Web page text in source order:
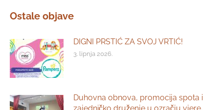
Ostale objave
DIGNI PRSTIĆ ZA SVOJ VRTIĆ!
3. lipnja 2026.
Duhovna obnova, promocija spota i
zajedničko druženje u ozračju vjere,